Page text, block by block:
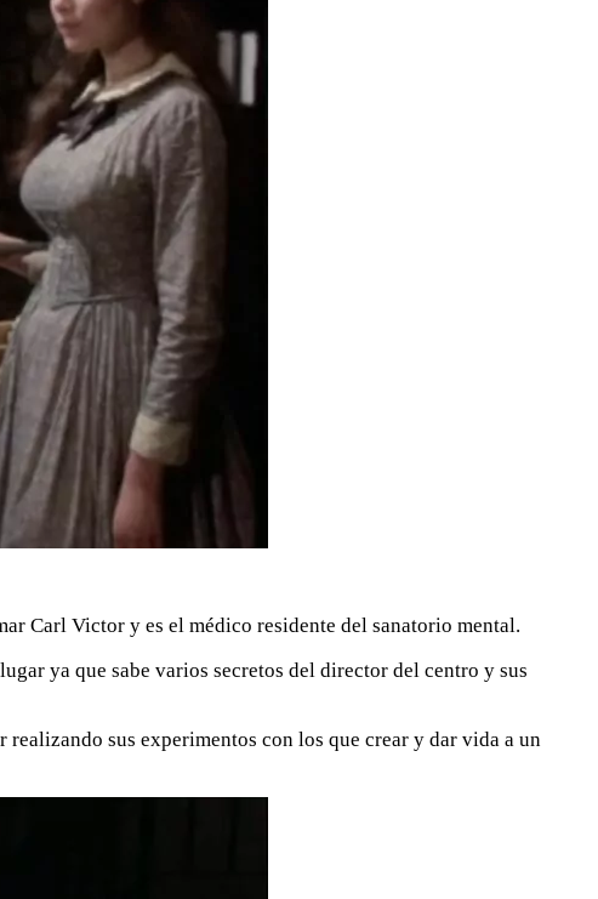
Carl Victor y es el médico residente del sanatorio mental.
ya que sabe varios secretos del director del centro y sus
sus experimentos con los que crear y dar vida a un